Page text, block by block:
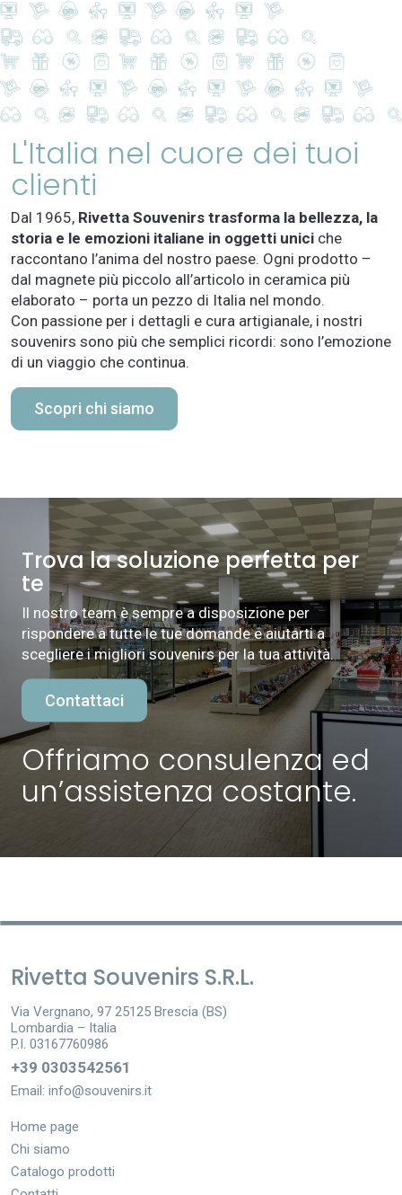
L'Italia nel cuore dei tuoi
clienti
Dal 1965, Rivetta Souvenirs trasforma la bellezza, la
storia e le emozioni italiane in oggetti unici che
raccontano l’anima del nostro paese. Ogni prodotto –
dal magnete più piccolo all’articolo in ceramica più
elaborato – porta un pezzo di Italia nel mondo.
Con passione per i dettagli e cura artigianale, i nostri
souvenirs sono più che semplici ricordi: sono l’emozione
di un viaggio che continua.
Scopri chi siamo
Trova la soluzione perfetta per
te
Il nostro team è sempre a disposizione per
rispondere a tutte le tue domande e aiutarti a
scegliere i migliori souvenirs per la tua attività.
Contattaci
Offriamo consulenza ed
un’assistenza costante.
Rivetta Souvenirs S.R.L.
Via Vergnano, 97 25125 Brescia (BS)
Lombardia – Italia
P.I. 03167760986
+39 0303542561
Email: info@souvenirs.it
Home page
Chi siamo
Catalogo prodotti